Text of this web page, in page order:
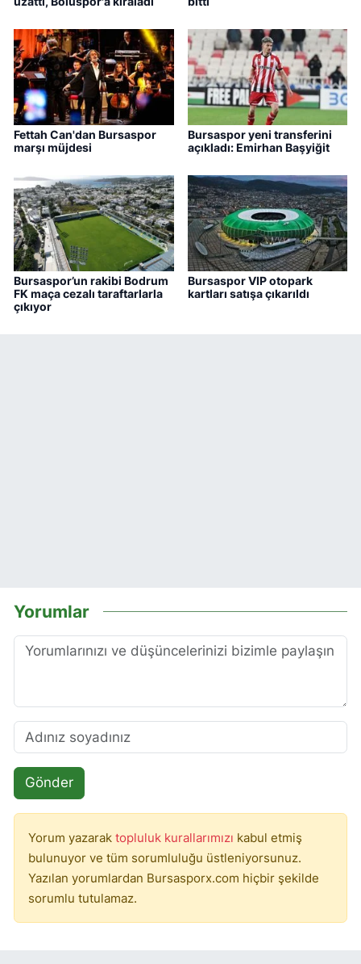
Fettah Can'dan Bursaspor
marşı müjdesi
Bursaspor yeni transferini
açıkladı: Emirhan Başyiğit
Bursaspor’un rakibi Bodrum
FK maça cezalı taraftarlarla
çıkıyor
Bursaspor VIP otopark
kartları satışa çıkarıldı
Yorumlar
Gönder
Yorum yazarak topluluk kurallarımızı kabul etmiş
bulunuyor ve tüm sorumluluğu üstleniyorsunuz.
Yazılan yorumlardan Bursasporx.com hiçbir şekilde
sorumlu tutulamaz.